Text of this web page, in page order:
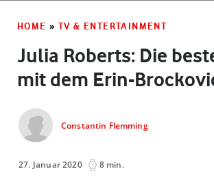
HOME » TV & ENTERTAINMENT
Julia Roberts: Die
mit dem Erin-
Constantin Flemming
27. Januar 2020 8 min.